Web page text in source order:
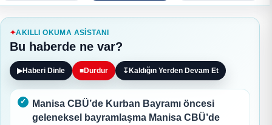
AKILLI OKUMA ASISTANI
Bu haberde ne var?
▶Haberi Dinle ■Durdur ↧Kaldığın Yerden Devam Et
Manisa CBÜ’de Kurban Bayramı öncesi
geleneksel bayramlaşma Manisa CBÜ’de